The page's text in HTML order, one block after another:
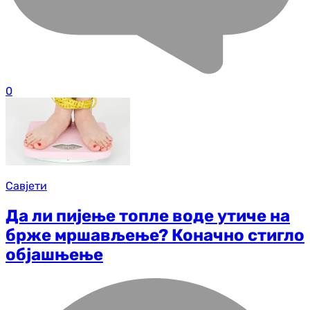
0
Савјети
Да ли пијење топле воде утиче на
брже мршављење? Коначно стигло
објашњење